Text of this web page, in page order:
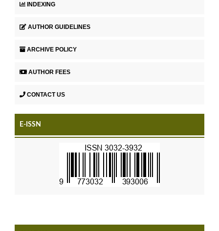
INDEXING
AUTHOR GUIDELINES
ARCHIVE POLICY
AUTHOR FEES
CONTACT US
E-ISSN